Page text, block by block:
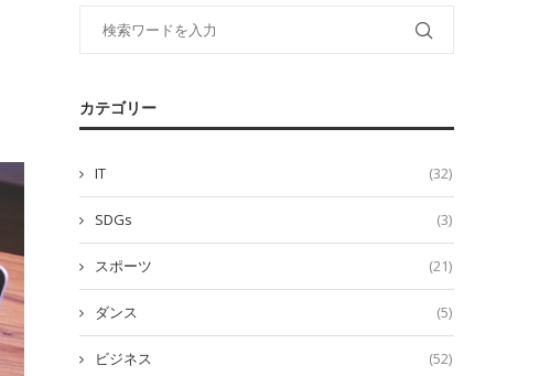
カテゴリー
IT (32)
SDGs (3)
スポーツ (21)
ダンス (5)
ビジネス (52)